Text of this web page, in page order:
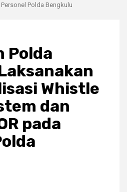
Polda Bengkulu
Polda
Whistle
dan
pada